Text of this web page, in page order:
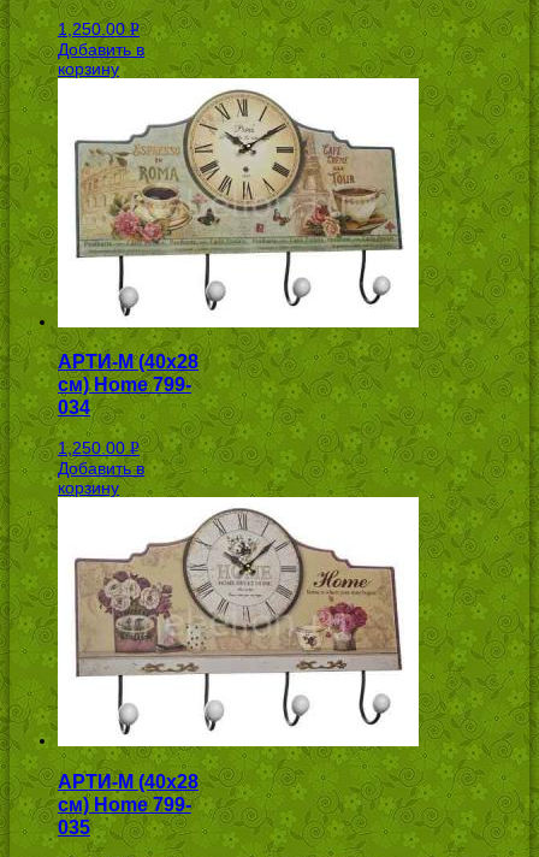
1,250.00Р
УБ.
Добавить в
корзину
АРТИ-М (40х28
см) Home 799-
034
1,250.00 Р
УБ.
Добавить в
корзину
АРТИ-М (40х28
см) Home 799-
035